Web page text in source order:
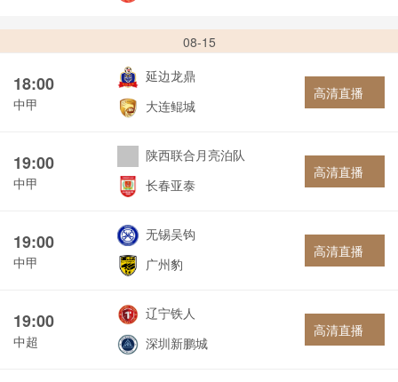
08-15
18:00
中甲
延边龙鼎
大连鲲城
高清直播
19:00
中甲
陕西联合月亮泊队
长春亚泰
高清直播
19:00
中甲
无锡吴钩
广州豹
高清直播
19:00
中超
辽宁铁人
深圳新鹏城
高清直播